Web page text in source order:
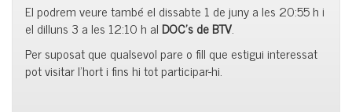
El podrem veure també el dissabte 1 de juny a les 20:55 h i
el dilluns 3 a les 12:10 h al DOC’s de BTV.
Per suposat que qualsevol pare o fill que estigui interessat
pot visitar l’hort i fins hi tot participar-hi.